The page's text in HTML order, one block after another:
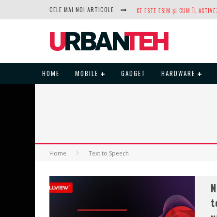
CELE MAI NOI ARTICOLE
DUPĂ ANI DE REFUZURI,
HOME MOBILE GADGET HARDWARE
Home Text to Speech